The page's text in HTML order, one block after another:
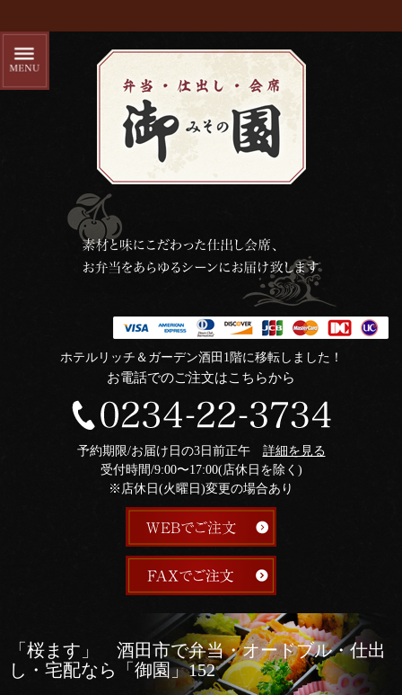
ホテルリッチ＆ガーデン酒田1階に移転しました！
お電話でのご注文はこちらから
予約期限/お届け日の3日前正午 詳細を見る
受付時間/9:00〜17:00(店休日を除く)
※店休日(火曜日)変更の場合あり
「桜ます」 酒田市で弁当・オードブル・仕出
し・宅配なら「御園」152